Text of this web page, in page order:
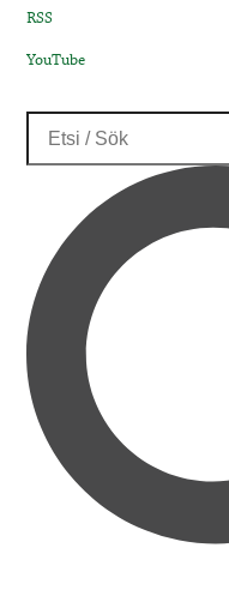
RSS
YouTube